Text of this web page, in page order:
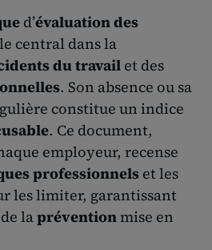
d’évaluation des
central dans la
du travailet des
. Son absence ou sa
constitue un indice
. Ce document,
employeur, recense
professionnels et les
les limiter, garantissant
lapréventionmise en